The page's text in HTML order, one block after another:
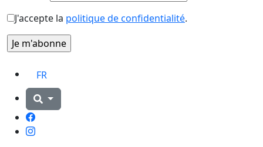
J'accepte la politique de confidentialité.
FR
Facebook
Instagram